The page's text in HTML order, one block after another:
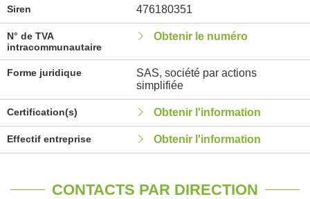
Siren 476180351
N° de TVA
intracommunautaire
Obtenir le numéro
Forme juridique
SAS, société par actions
simplifiée
Certification(s) Obtenir l'information
Effectif entreprise Obtenir l'information
CONTACTS PAR DIRECTION